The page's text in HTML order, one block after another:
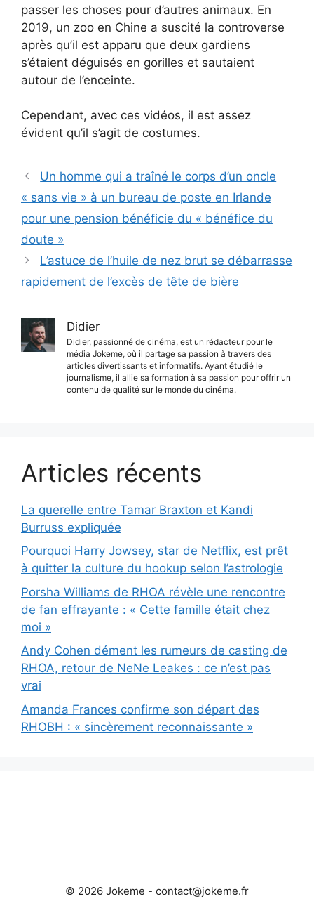
passer les choses pour d’autres animaux. En
2019, un zoo en Chine a suscité la controverse
après qu’il est apparu que deux gardiens
s’étaient déguisés en gorilles et sautaient
autour de l’enceinte.
Cependant, avec ces vidéos, il est assez
évident qu’il s’agit de costumes.
Un homme qui a traîné le corps d’un oncle
« sans vie » à un bureau de poste en Irlande
pour une pension bénéficie du « bénéfice du
doute »
L’astuce de l’huile de nez brut se débarrasse
rapidement de l’excès de tête de bière
Didier
Didier, passionné de cinéma, est un rédacteur pour le
média Jokeme, où il partage sa passion à travers des
articles divertissants et informatifs. Ayant étudié le
journalisme, il allie sa formation à sa passion pour offrir un
contenu de qualité sur le monde du cinéma.
Articles récents
La querelle entre Tamar Braxton et Kandi
Burruss expliquée
Pourquoi Harry Jowsey, star de Netflix, est prêt
à quitter la culture du hookup selon l’astrologie
Porsha Williams de RHOA révèle une rencontre
de fan effrayante : « Cette famille était chez
moi »
Andy Cohen dément les rumeurs de casting de
RHOA, retour de NeNe Leakes : ce n’est pas
vrai
Amanda Frances confirme son départ des
RHOBH : « sincèrement reconnaissante »
© 2026 Jokeme - contact@jokeme.fr